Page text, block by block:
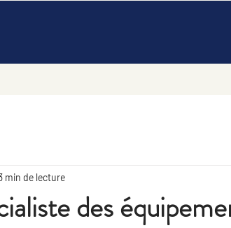
des
min de lecture